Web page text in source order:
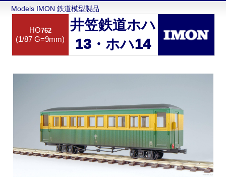
Models IMON 鉄道模型製品
HO762
(1/87 G=9mm)
井笠鉄道ホハ
13・ホハ14